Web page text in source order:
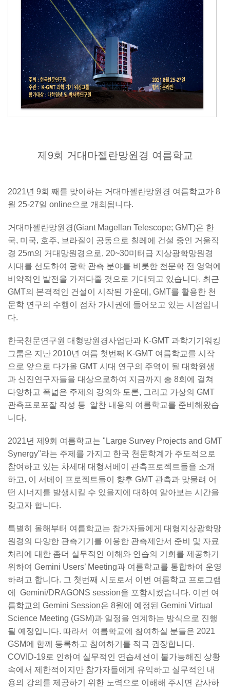
제9회 거대마젤란망원경 여름학교
2021년 9회 째를 맞이하는 거대마젤란망원경 여름학교가 8
월 25-27일 online으로 개최됩니다.
거대마젤란망원경(Giant Magellan Telescope; GMT)은 한
국, 미국, 호주, 브라질이 공동으로 칠레에 건설 중인 거울직
경 25m의 거대망원경으로, 20~30미터급 지상광학망원경
시대를 선도하여 광학 관측 분야를 비롯한 천문학 전 영역에
비약적인 발전을 가져다줄 것으로 기대되고 있습니다. 최근
GMT의 본격적인 건설이 시작된 가운데, GMT를 활용한 천
문학 연구의 수행이 점차 가시권에 들어오고 있는 시점입니
다.
한국천문연구원 대형망원경사업단과 K-GMT 과학기기워킹
그룹은 지난 2010년 여름 첫번째 K-GMT 여름학교를 시작
으로 앞으로 다가올 GMT 시대 연구의 주역이 될 대학원생
과 신진연구자들을 대상으로하여 지금까지 총 8회에 걸쳐
다양하고 폭넓은 주제의 강의와 토론, 그리고 가상의 GMT
관측프로포잘 작성 등 알찬 내용의 여름학교를 준비해왔습
니다.
2021년 제9회 여름학교는 "Large Survey Projects and GMT
Synergy"라는 주제를 가지고 한국 천문학계가 주도적으로
참여하고 있는 차세대 대형서베이 관측프로젝트들을 소개
하고, 이 서베이 프로젝트들이 향후 GMT 관측과 맞물려 어
떤 시너지를 발생시킬 수 있을지에 대하여 알아보는 시간을
갖고자 합니다.
특별히 올해부터 여름학교는 참가자들에게 대형지상광학망
원경의 다양한 관측기기를 이용한 관측제안서 준비 및 자료
처리에 대한 좀더 실무적인 이해와 연습의 기회를 제공하기
위하여 Gemini Users’ Meeting과 여름학교를 통합하여 운영
하려고 합니다. 그 첫번째 시도로서 이번 여름학교 프로그램
에 Gemini/DRAGONS session을 포함시켰습니다. 이번 여
름학교의 Gemini Session은 8월에 예정된 Gemini Virtual
Science Meeting (GSM)과 일정을 연계하는 방식으로 진행
될 예정입니다. 따라서 여름학교에 참여하실 분들은 2021
GSM에 함께 등록하고 참여하기를 적극 권장합니다.
COVID-19로 인하여 실무적인 연습세션이 불가능해진 상황
속에서 제한적이지만 참가자들에게 유익하고 실무적인 내
용의 강의를 제공하기 위한 노력으로 이해해 주시면 감사하